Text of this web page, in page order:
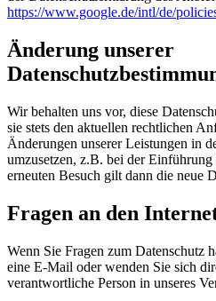
https://www.google.de/intl/de/
Änderung unserer
Wir behalten uns vor, diese
sie stets den aktuellen rechtlichen
Änderungen unserer Leistungen in
umzusetzen, z.B. bei der
erneuten Besuch gilt dann die neue
Fragen an den
Wenn Sie Fragen zum Datenschutz
eine E-Mail oder wenden Sie sich
verantwortliche Person in unseres